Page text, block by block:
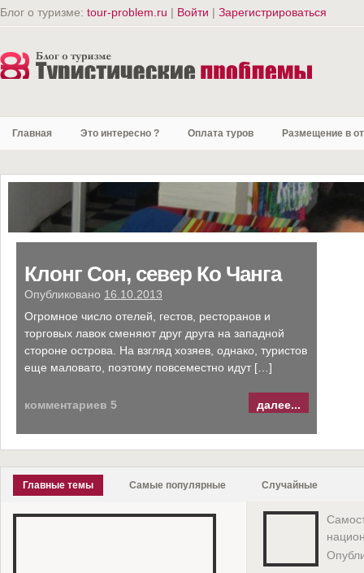
Блог о туризме: tour-problem.ru | Войти | Зарегистрироваться
Главная Это интересно ? Оплата туров Размещение в
Клонг Сон, север Ко Чанга
Опубликовано 16.10.2013
Огромное число отелей, гестов, ресторанов и
торговых лавок сменяют друг друга на западной
стороне острова. На взгляд хозяев, однако, туристов
еще маловато, поэтому повсеместно идут […]
комментариев 5 далее...
Ашрамы.Взгляд со стороны
Опубликовано 22.03.2012
Среди небольшой группы выделялся худой мужчина
европейской наружности в белом балахоне. Группа
эта состояла из 4-х женщин без тени косметики и 3-
х босоногих мужчин, приблизительно […]
комментариев 8 далее...
Главные темы Самые популярные Случайные